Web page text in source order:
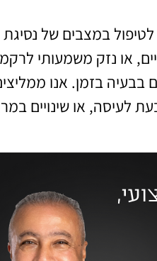
במצבים של
או נזק משמעותי
בבעיה בזמן. אנו
לעיסה, או שינויים